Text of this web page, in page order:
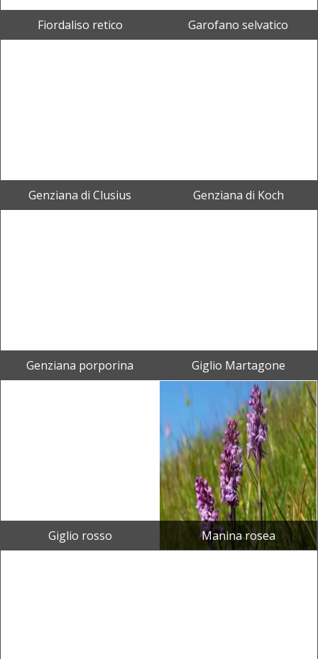
Fiordaliso retico Garofano selvatico
Genziana di Clusius Genziana di Koch
Genziana porporina Giglio Martagone
Giglio rosso Manina rosea